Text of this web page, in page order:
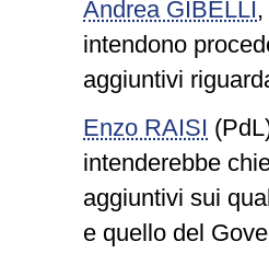
Andrea GIBELLI,
intendono
aggiuntivi
Enzo RAISI
intenderebbe
aggiuntivi sui
e quello del